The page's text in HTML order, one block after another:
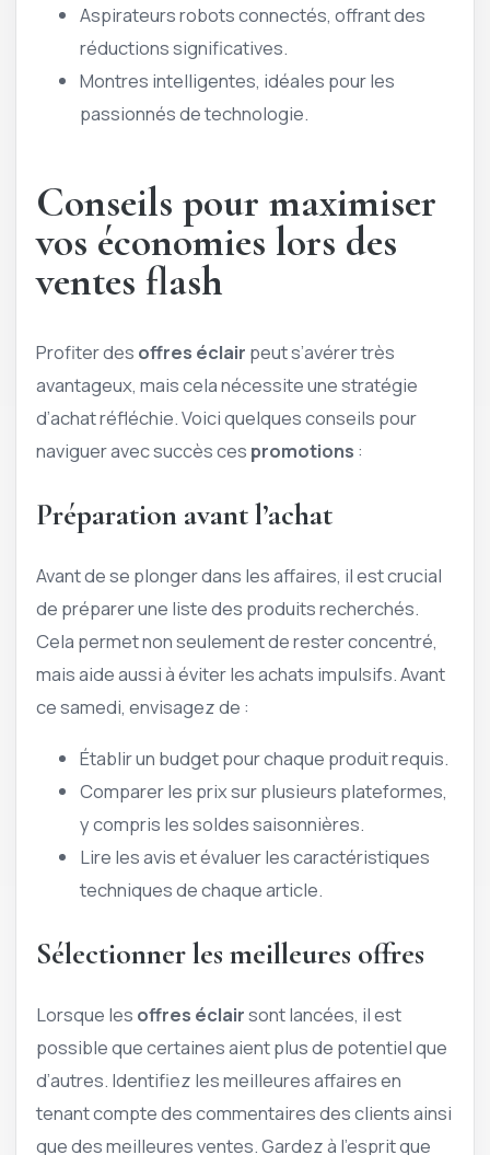
Aspirateurs robots connectés, offrant des
réductions significatives.
Montres intelligentes, idéales pour les
passionnés de technologie.
Conseils pour maximiser
vos économies lors des
ventes flash
Profiter des offres éclair peut s’avérer très
avantageux, mais cela nécessite une stratégie
d’achat réfléchie. Voici quelques conseils pour
naviguer avec succès ces promotions :
Préparation avant l’achat
Avant de se plonger dans les affaires, il est crucial
de préparer une liste des produits recherchés.
Cela permet non seulement de rester concentré,
mais aide aussi à éviter les achats impulsifs. Avant
ce samedi, envisagez de :
Établir un budget pour chaque produit requis.
Comparer les prix sur plusieurs plateformes,
y compris les soldes saisonnières.
Lire les avis et évaluer les caractéristiques
techniques de chaque article.
Sélectionner les meilleures offres
Lorsque les offres éclairsont lancées, il est
possible que certaines aient plus de potentiel que
d’autres. Identifiez les meilleures affaires en
tenant compte des commentaires des clients ainsi
que des meilleures ventes. Gardez à l’esprit que